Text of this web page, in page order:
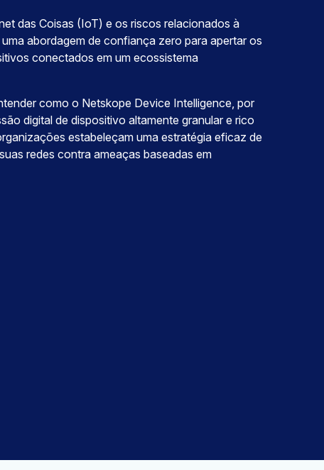
das Coisas (IoT) e os riscos relacionados à
abordagem de confiança zero para apertar os
conectados em um ecossistema
como o Netskope Device Intelligence, por
digital de dispositivo altamente granular e rico
estabeleçam uma estratégia eficaz de
redes contra ameaças baseadas em